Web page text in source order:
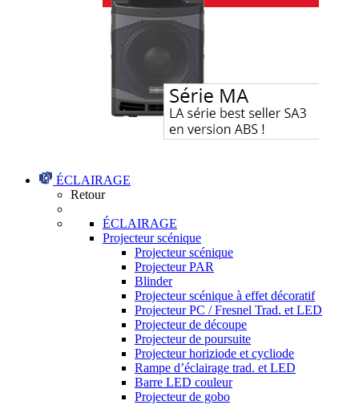
ÉCLAIRAGE
Retour
ÉCLAIRAGE
Projecteur scénique
Projecteur scénique
Projecteur PAR
Blinder
Projecteur scénique à effet décoratif
Projecteur PC / Fresnel Trad. et LED
Projecteur de découpe
Projecteur de poursuite
Projecteur horiziode et cycliode
Rampe d’éclairage trad. et LED
Barre LED couleur
Projecteur de gobo